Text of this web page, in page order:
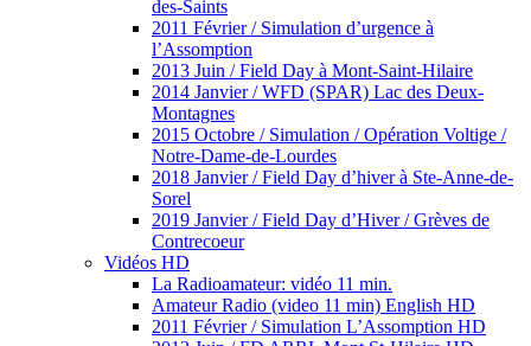
des-Saints
2011 Février / Simulation d’urgence à
l’Assomption
2013 Juin / Field Day à Mont-Saint-Hilaire
2014 Janvier / WFD (SPAR) Lac des Deux-
Montagnes
2015 Octobre / Simulation / Opération Voltige /
Notre-Dame-de-Lourdes
2018 Janvier / Field Day d’hiver à Ste-Anne-de-
Sorel
2019 Janvier / Field Day d’Hiver / Grèves de
Contrecoeur
Vidéos HD
La Radioamateur: vidéo 11 min.
Amateur Radio (video 11 min) English HD
2011 Février / Simulation L’Assomption HD